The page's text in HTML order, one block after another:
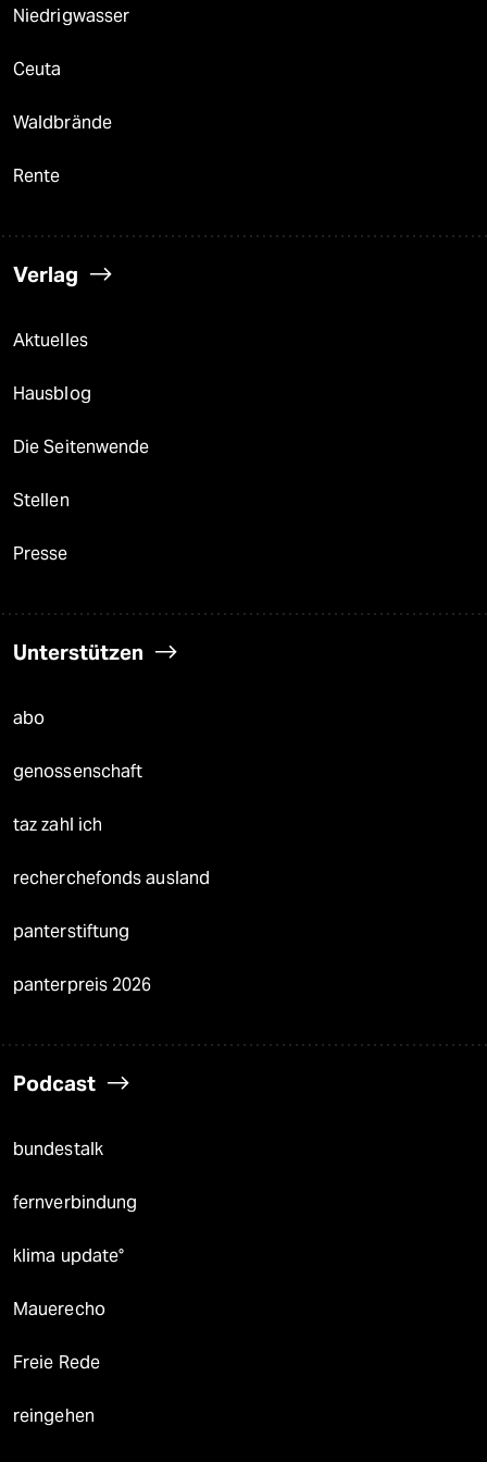
Niedrigwasser
Ceuta
Waldbrände
Rente
Verlag
Aktuelles
Hausblog
Die Seitenwende
Stellen
Presse
Unterstützen
abo
genossenschaft
taz zahl ich
recherchefonds ausland
panterstiftung
panterpreis 2026
Podcast
bundestalk
fernverbindung
klima update°
Mauerecho
Freie Rede
reingehen